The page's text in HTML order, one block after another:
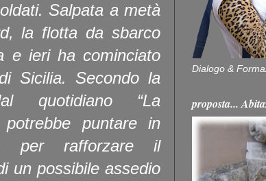
Salpata a metà
la flotta da sbarco
e ieri ha cominciato
Sicilia. Secondo la
quotidiano “La
potrebbe puntare in
per rafforzare il
un possibile assedio
Dialogo &
proposta...